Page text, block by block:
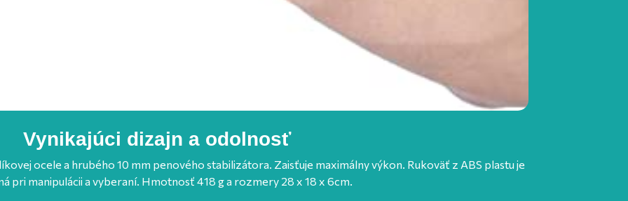
Vynikajúci dizajn a odolnosť
ocele a hrubého 10 mm penového stabilizátora. Zaisťuje maximálny výkon. Rukoväť z ABS plastu je
pri manipulácii a vyberaní. Hmotnosť 418 g a rozmery 28 x 18 x 6cm.